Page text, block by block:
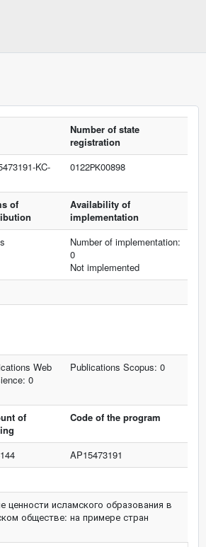
Number of state
registration
KC-
0122РК00898
of
Availability of
implementation
Number of implementation:
0
Not implemented
Web
0
Publications Scopus: 0
of
Code of the program
AP15473191
ценности исламского образования в
обществе: на примере стран